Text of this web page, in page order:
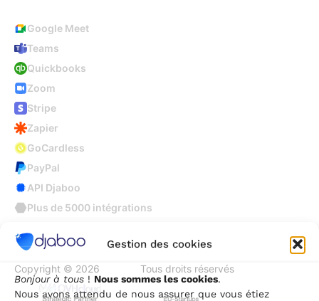
Gestion des cookies
Bonjour à tous ! Nous sommes les cookies.
Nous avons attendu de nous assurer que vous étiez
Google Meet
Teams
Quickbooks
Zoom
Stripe
Zapier
GoCardless
PayPal
API Djaboo
Plus de 5000 intégrations
Copyright © 2026 Tous droits réservés